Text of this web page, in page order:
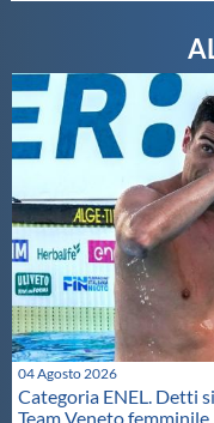
04 Agosto 2026
Categoria ENEL. Detti
Team Veneto femminile